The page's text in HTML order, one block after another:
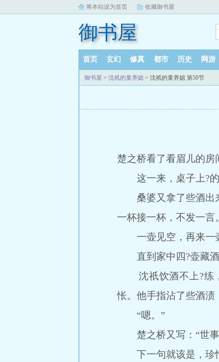
将本站设为首页 收藏御书屋
御书屋
首页 玄幻 修真 都市 历史 网游
御书屋 > 沈祇的童养媳 > 沈祇的童养媳 第50节
楚之桥看了看眉儿的房
这一来，桌子上?的
桑婆又拿了些酒出来
一杯接一杯，不发一言。
一壶见空，再来一
直到家中四?壶藏酒
沈祇饮酒不上?练，
怅。他手指沾了些酒渍
“嗯。”
楚之桥又写：“世事
下一句就该是，珍